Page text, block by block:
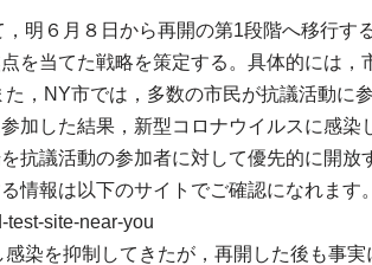
明６月８日から再開の第1段階へ移行す
を当てた戦略を策定する。具体的には，
，NY市では，多数の市民が抗議活動に
加した結果，新型コロナウイルスに感染
抗議活動の参加者に対して優先的に開放
情報は以下のサイトでご確認になれます。
test-site-near-you
染を抑制してきたが，再開した後も事